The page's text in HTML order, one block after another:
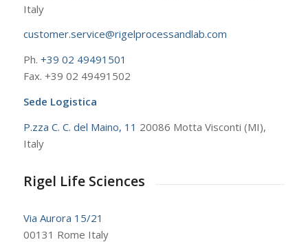
Italy
customer.service@rigelprocessandlab.com
Ph. +39 02 49491501
Fax. +39 02 49491502
Sede Logistica
P.zza C. C. del Maino, 11 20086 Motta Visconti (MI),
Italy
Rigel Life Sciences
Via Aurora 15/21
00131 Rome Italy